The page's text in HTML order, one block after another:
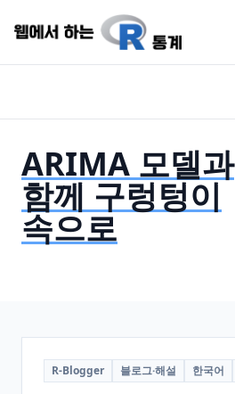
ARIMA 모델과
함께 구렁텅이
속으로
R-Blogger 블로그·해설 한국어